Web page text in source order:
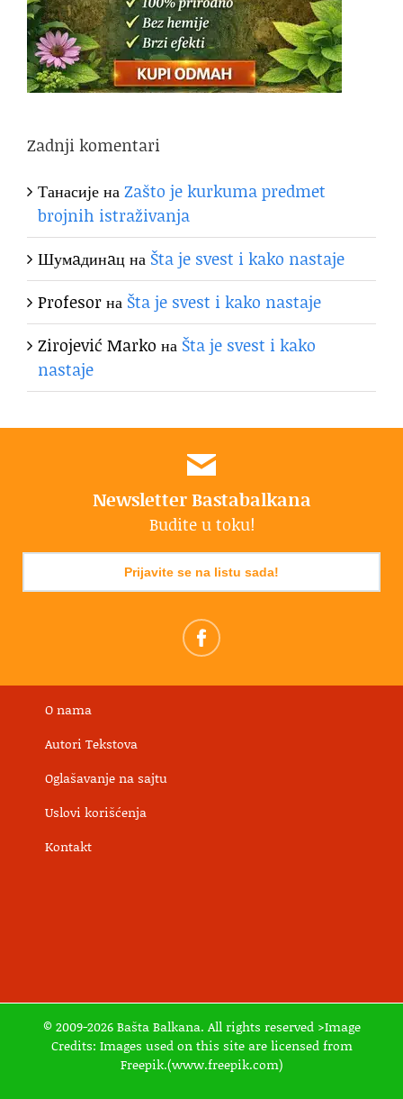
Zadnji komentari
ТанасијенаZašto je kurkuma predmet
brojnih istraživanja
Шумaдинaцна Šta je svest i kako nastaje
Profesorна Šta je svest i kako nastaje
Zirojević Marko на Šta je svest i kako
nastaje
Newsletter Bastabalkana
Budite u toku!
Prijavite se na listu sada!
O nama
Autori Tekstova
Oglašavanje na sajtu
Uslovi korišćenja
Kontakt
© 2009-2026 Bašta Balkana. All rights reserved >Image
Credits: Images used on this site are licensed from
Freepik.(www.freepik.com)